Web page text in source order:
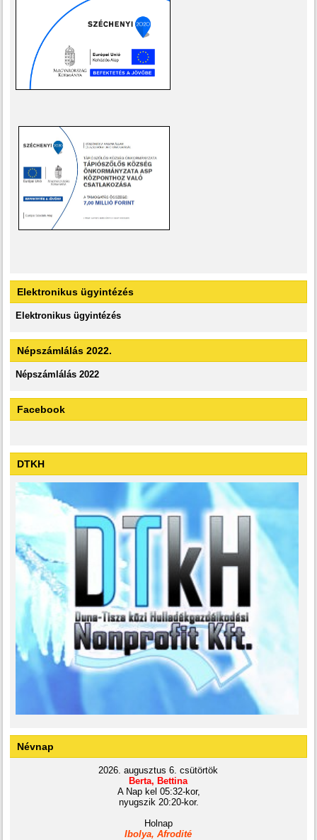
Elektronikus ügyintézés
Elektronikus ügyintézés
Népszámlálás 2022.
Népszámlálás 2022
Facebook
DTKH
Névnap
2026. augusztus 6. csütörtök
Berta, Bettina
A Nap kel 05:32-kor,
nyugszik 20:20-kor.
Holnap
Ibolya, Afrodité